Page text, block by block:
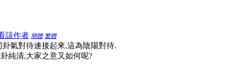
該作者 簡體 繁體
氣對待連接起來,這為陰陽對待.
純清,大家之意又如何呢?